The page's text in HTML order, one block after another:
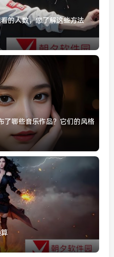
的人数，您了解这些方法
了哪些音乐作品？它们的风格